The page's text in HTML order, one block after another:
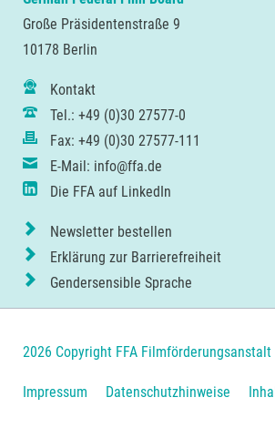
Große Präsidentenstraße 9
10178 Berlin
Kontakt
Tel.: +49 (0)30 27577-0
Fax: +49 (0)30 27577-111
E-Mail: info@ffa.de
Die FFA auf LinkedIn
Newsletter bestellen
Erklärung zur Barrierefreiheit
Gendersensible Sprache
2026 Copyright FFA Filmförderungsanstalt
Navigation
Impressum Datenschutzhinweise